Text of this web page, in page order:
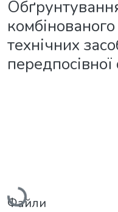
технічних
передпосівної
Вантажиться...
Файли